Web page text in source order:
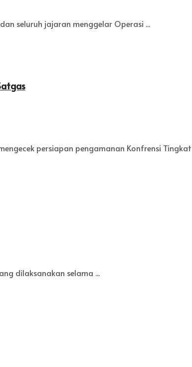
seluruh jajaran menggelar Operasi ...
persiapan pengamanan Konfrensi
dilaksanakan selama ...